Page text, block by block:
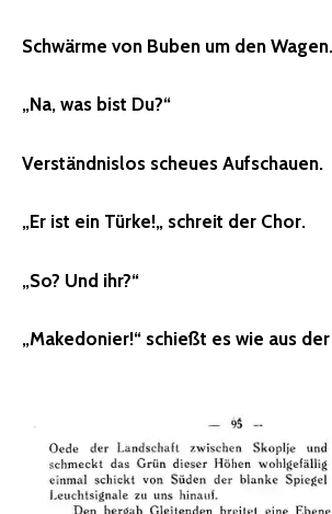
Schwärme von Buben um den Wagen.
„Na, was bist Du?“
Verständnislos scheues Aufschauen.
„Er ist ein Türke!„ schreit der Chor.
„So? Und ihr?“
„Makedonier!“ schießt es wie aus